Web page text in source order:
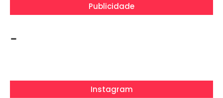
Publicidade
-
Instagram